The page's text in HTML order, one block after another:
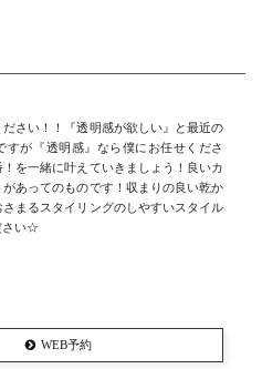
さい！！『透明感が欲しい』と最近の
すが『透明感』なら僕にお任せくださ
を一緒に叶えていきましょう！良いカ
あってのものです！収まりの良い乾か
まるスタイリングのしやすいスタイル
さい☆
WEB予約